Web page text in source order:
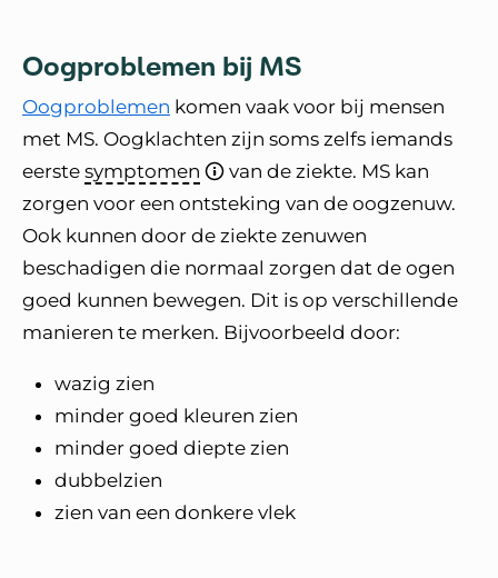
Oogproblemen bij MS
Oogproblemen komen vaak voor bij mensen
met MS. Oogklachten zijn soms zelfs iemands
eerste symptomen
van de ziekte. MS kan
zorgen voor een ontsteking van de oogzenuw.
Ook kunnen door de ziekte zenuwen
beschadigen die normaal zorgen dat de ogen
goed kunnen bewegen. Dit is op verschillende
manieren te merken. Bijvoorbeeld door:
wazig zien
minder goed kleuren zien
minder goed diepte zien
dubbelzien
zien van een donkere vlek